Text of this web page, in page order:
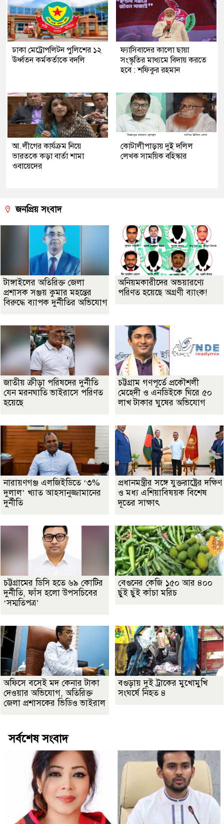
ঢাকা মেট্রোপলিটন পুলিশের ১২
ঊর্ধ্বতন কর্মকর্তাকে বদলি
ফ্যাসিবাদের কালো ছায়া
সংস্কৃতির মাধ্যমে বিদায় করতে
হবে : শফিকুর রহমান
আ.লীগের কার্যক্রম নিয়ে
ভারতকে কড়া বার্তা শামা
ওবায়েদের
কোটালীপাড়ায় দুই দলিল
লেখক সাময়িক বহিস্কার
জনপ্রিয় সংবাদ
টাঙ্গাইলের অতিরিক্ত জেলা
প্রশাসক সঞ্জয় কুমার মহন্তের
বিরুদ্ধে ব্যাপক দুর্নীতির অভিযোগ
অনিয়মকারীদের অভয়ারণ্যে
পরিণত হয়েছে অগ্রণী ব্যাংক!
জাতীয় ক্রীড়া পরিষদের দুর্নীতি
যেন মরনঘাতি ভাইরাসে পরিণত
হয়েছে
চট্টগ্রাম গণপূর্তে প্রকৌশলী
মেহেদী ও এনডিইকে ঘিরে ৫০
লাখ টাকার ঘুষের অভিযোগ
নারায়ণগঞ্জ এলজিইডিতে ‘৩%
দুলাল’ খ্যাত আহসানুজ্জামানের
দুর্নীতি
প্রধানমন্ত্রীর সঙ্গে যুক্তরাষ্ট্রের দক্ষিণ
ও মধ্য এশিয়াবিষয়ক বিশেষ
দূতের সাক্ষাৎ
চট্টগ্রামের ডিসি হতে ৬৯ কোটির
দুর্নীতি, ফাঁস হলো উপসচিবের
‘সম্মতিপত্র’
বেগুনের কেজি ১৫০ আর ৪০০
ছুঁই ছুঁই কাঁচা মরিচ
অফিসে বসেই মদ কেনার টাকা
দেওয়ার অভিযোগ, অতিরিক্ত
জেলা প্রশাসকের ভিডিও ভাইরাল
বগুড়ায় দুই ট্রাকের মুখোমুখি
সংঘর্ষে নিহত ৪
সর্বশেষ সংবাদ